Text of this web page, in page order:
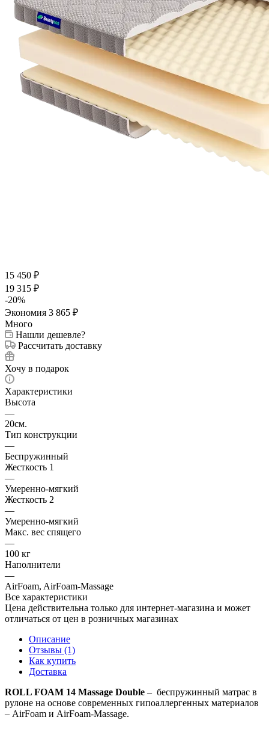
15 450 ₽
19 315 ₽
-20%
Экономия 3 865 ₽
Много
Нашли дешевле?
Рассчитать доставку
Хочу в подарок
Характеристики
Высота
—
20см.
Тип конструкции
—
Беспружинный
Жесткость 1
—
Умеренно-мягкий
Жесткость 2
—
Умеренно-мягкий
Макс. вес спящего
—
100 кг
Наполнители
—
AirFoam, AirFoam-Massage
Все характеристики
Цена действительна только для интернет-магазина и может
отличаться от цен в розничных магазинах
Описание
Отзывы (1)
Как купить
Доставка
ROLL FOAM 14 Massage Double – беспружинный матрас в
рулоне на основе современных гипоаллергенных материалов
– AirFoam и AirFoam-Massage.